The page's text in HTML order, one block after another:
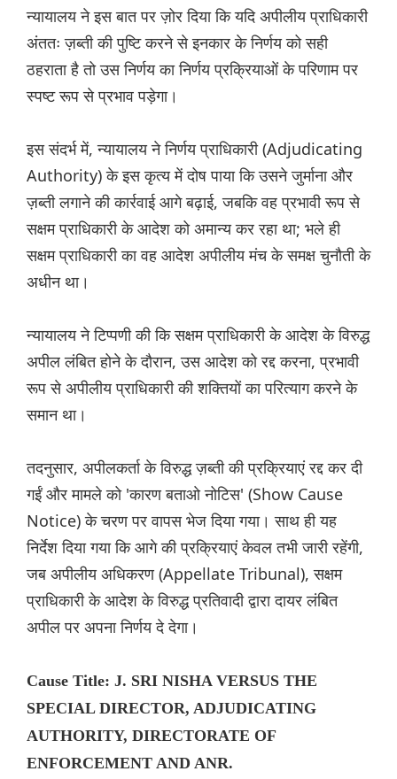
न्यायालय ने इस बात पर ज़ोर दिया कि यदि अपीलीय प्राधिकारी
अंततः ज़ब्ती की पुष्टि करने से इनकार के निर्णय को सही
ठहराता है तो उस निर्णय का निर्णय प्रक्रियाओं के परिणाम पर
स्पष्ट रूप से प्रभाव पड़ेगा।
इस संदर्भ में, न्यायालय ने निर्णय प्राधिकारी (Adjudicating
Authority) के इस कृत्य में दोष पाया कि उसने जुर्माना और
ज़ब्ती लगाने की कार्रवाई आगे बढ़ाई, जबकि वह प्रभावी रूप से
सक्षम प्राधिकारी के आदेश को अमान्य कर रहा था; भले ही
सक्षम प्राधिकारी का वह आदेश अपीलीय मंच के समक्ष चुनौती के
अधीन था।
न्यायालय ने टिप्पणी की कि सक्षम प्राधिकारी के आदेश के विरुद्ध
अपील लंबित होने के दौरान, उस आदेश को रद्द करना, प्रभावी
रूप से अपीलीय प्राधिकारी की शक्तियों का परित्याग करने के
समान था।
तदनुसार, अपीलकर्ता के विरुद्ध ज़ब्ती की प्रक्रियाएं रद्द कर दी
गईं और मामले को 'कारण बताओ नोटिस' (Show Cause
Notice) के चरण पर वापस भेज दिया गया। साथ ही यह
निर्देश दिया गया कि आगे की प्रक्रियाएं केवल तभी जारी रहेंगी,
जब अपीलीय अधिकरण (Appellate Tribunal), सक्षम
प्राधिकारी के आदेश के विरुद्ध प्रतिवादी द्वारा दायर लंबित
अपील पर अपना निर्णय दे देगा।
Cause Title: J. SRI NISHA VERSUS THE
SPECIAL DIRECTOR, ADJUDICATING
AUTHORITY, DIRECTORATE OF
ENFORCEMENT AND ANR.